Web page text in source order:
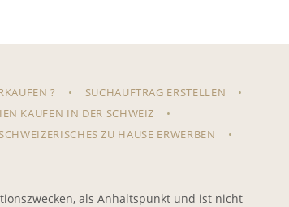
?
SUCHAUFTRAG ERSTELLEN
KAUFEN IN DER SCHWEIZ
ZU HAUSE ERWERBEN
als Anhaltspunkt und ist nicht